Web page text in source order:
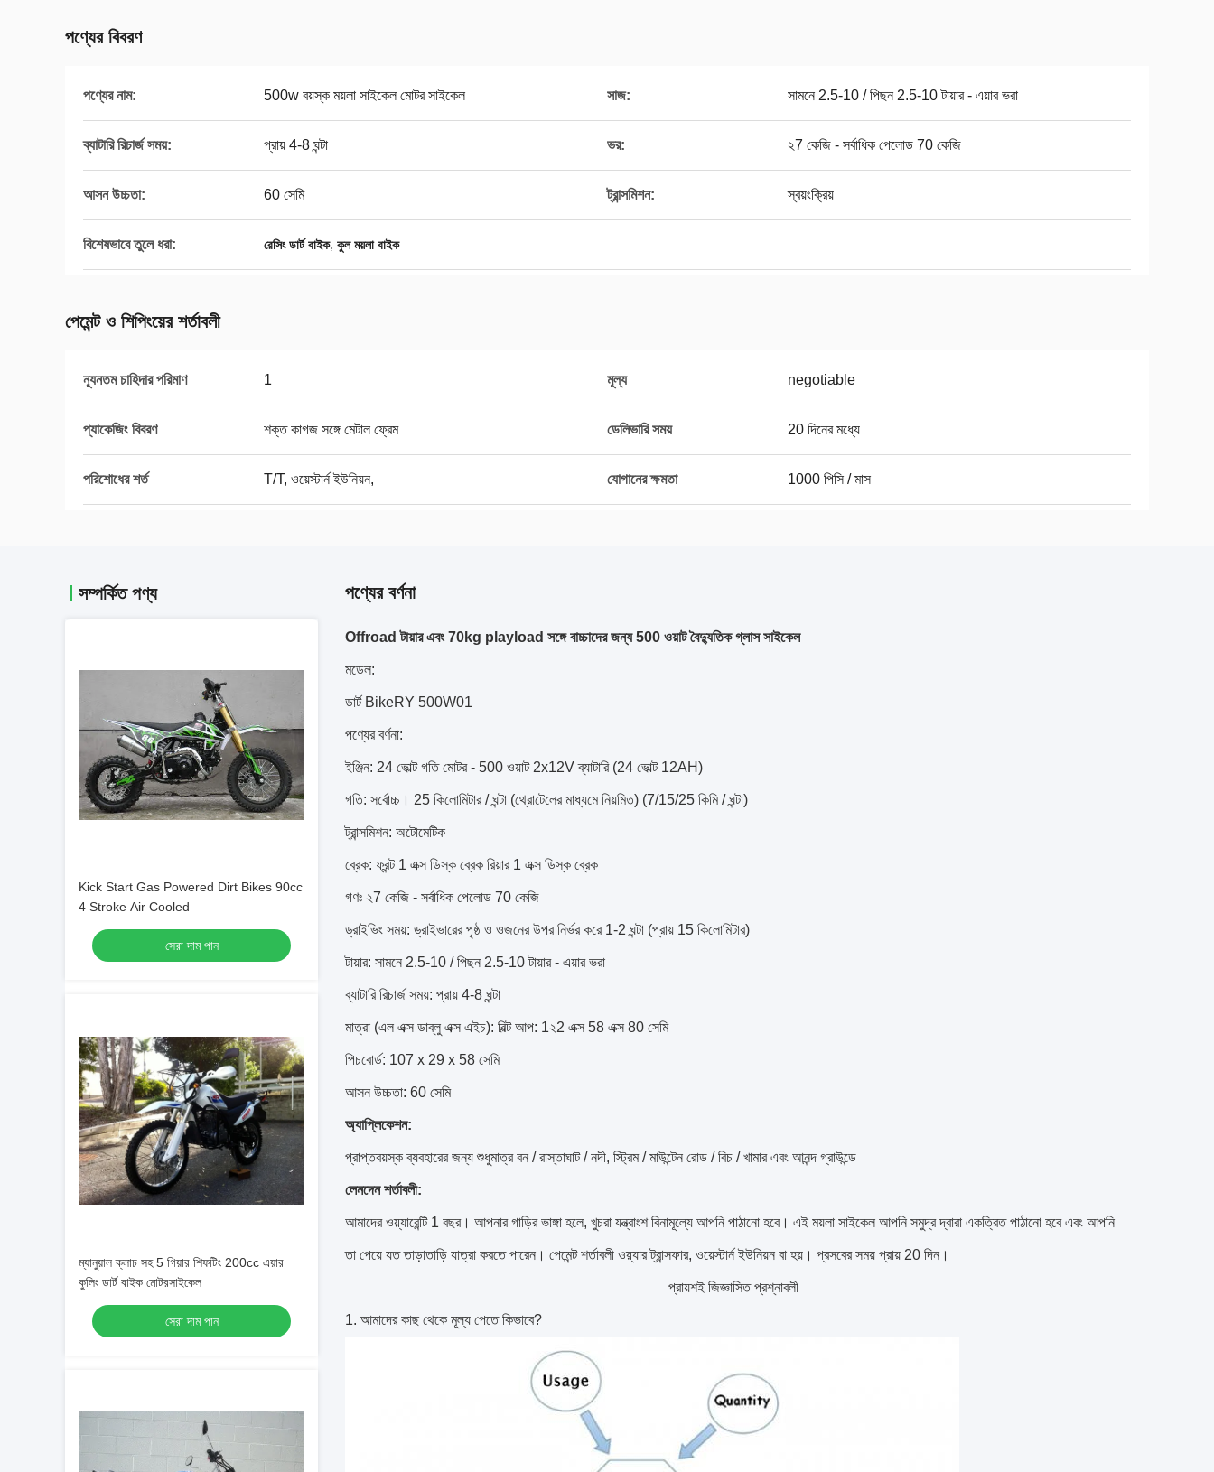
পণ্যের বিবরণ
পণ্যের নাম: 500w বয়স্ক ময়লা সাইকেল মোটর সাইকেল সাজ: সামনে 2.5-10 / পিছন 2.5-10 টায়ার - এয়ার ভরা
ব্যাটারি রিচার্জ সময়: প্রায় 4-8 ঘন্টা ভর: ২7 কেজি - সর্বাধিক পেলোড 70 কেজি
আসন উচ্চতা: 60 সেমি ট্রান্সমিশন: স্বয়ংক্রিয়
বিশেষভাবে তুলে ধরা: রেসিং ডার্ট বাইক, কুল ময়লা বাইক
পেমেন্ট ও শিপিংয়ের শর্তাবলী
ন্যূনতম চাহিদার পরিমাণ 1 মূল্য negotiable
প্যাকেজিং বিবরণ শক্ত কাগজ সঙ্গে মেটাল ফ্রেম ডেলিভারি সময় 20 দিনের মধ্যে
পরিশোধের শর্ত T/T, ওয়েস্টার্ন ইউনিয়ন, যোগানের ক্ষমতা 1000 পিসি / মাস
সম্পর্কিত পণ্য
Kick Start Gas Powered Dirt Bikes 90cc
4 Stroke Air Cooled
সেরা দাম পান
ম্যানুয়াল ক্লাচ সহ 5 গিয়ার শিফটিং 200cc এয়ার
কুলিং ডার্ট বাইক মোটরসাইকেল
সেরা দাম পান
পণ্যের বর্ণনা
Offroad টায়ার এবং 70kg playload সঙ্গে বাচ্চাদের জন্য 500 ওয়াট বৈদ্যুতিক গ্লাস সাইকেল
মডেল:
ডার্ট BikeRY 500W01
পণ্যের বর্ণনা:
ইঞ্জিন: 24 ভোল্ট গতি মোটর - 500 ওয়াট 2x12V ব্যাটারি (24 ভোল্ট 12AH)
গতি: সর্বোচ্চ। 25 কিলোমিটার / ঘন্টা (থ্রোটেলের মাধ্যমে নিয়মিত) (7/15/25 কিমি / ঘন্টা)
ট্রান্সমিশন: অটোমেটিক
ব্রেক: ফ্রন্ট 1 এক্স ডিস্ক ব্রেক রিয়ার 1 এক্স ডিস্ক ব্রেক
গণঃ ২7 কেজি - সর্বাধিক পেলোড 70 কেজি
ড্রাইভিং সময়: ড্রাইভারের পৃষ্ঠ ও ওজনের উপর নির্ভর করে 1-2 ঘন্টা (প্রায় 15 কিলোমিটার)
টায়ার: সামনে 2.5-10 / পিছন 2.5-10 টায়ার - এয়ার ভরা
ব্যাটারি রিচার্জ সময়: প্রায় 4-8 ঘন্টা
মাত্রা (এল এক্স ডাব্লু এক্স এইচ): বিল্ট আপ: 1২2 এক্স 58 এক্স 80 সেমি
পিচবোর্ড: 107 x 29 x 58 সেমি
আসন উচ্চতা: 60 সেমি
অ্যাপ্লিকেশন:
প্রাপ্তবয়স্ক ব্যবহারের জন্য শুধুমাত্র বন / রাস্তাঘাট / নদী, স্ট্রিম / মাউন্টেন রোড / বিচ / খামার এবং আনন্দ গ্রাউন্ডে
লেনদেন শর্তাবলী:
আমাদের ওয়্যারেন্টি 1 বছর। আপনার গাড়ির ভাঙ্গা হলে, খুচরা যন্ত্রাংশ বিনামূল্যে আপনি পাঠানো হবে। এই ময়লা সাইকেল আপনি সমুদ্র দ্বারা একত্রিত পাঠানো হবে এবং আপনি
তা পেয়ে যত তাড়াতাড়ি যাত্রা করতে পারেন। পেমেন্ট শর্তাবলী ওয়্যার ট্রান্সফার, ওয়েস্টার্ন ইউনিয়ন বা হয়। প্রসবের সময় প্রায় 20 দিন।
প্রায়শই জিজ্ঞাসিত প্রশ্নাবলী
1. আমাদের কাছ থেকে মূল্য পেতে কিভাবে?